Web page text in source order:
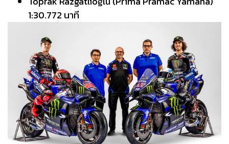
1:30.772 นาที